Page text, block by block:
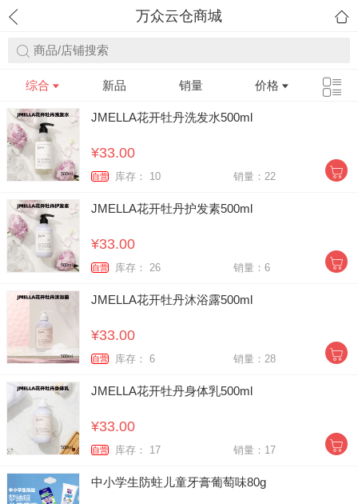
万众云仓商城
商品/店铺搜索
综合 新品 销量 价格
JMELLA花开牡丹洗发水500ml
¥33.00
自营 库存： 10 销量：22
JMELLA花开牡丹护发素500ml
¥33.00
自营 库存： 26 销量：6
JMELLA花开牡丹沐浴露500ml
¥33.00
自营 库存： 6 销量：28
JMELLA花开牡丹身体乳500ml
¥33.00
自营 库存： 17 销量：17
中小学生防蛀儿童牙膏葡萄味80g